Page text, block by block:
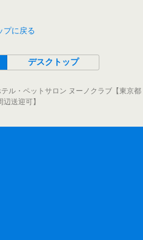
プに戻る
デスクトップ
ル・ペットサロン ヌーノクラブ【東京都
送迎可】